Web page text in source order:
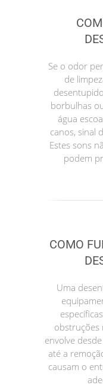
Se o odor
de
borbulhas
água
canos, sinal
Estes sons
podem
COMO
Uma
obstruções
envolve
até a
causam o